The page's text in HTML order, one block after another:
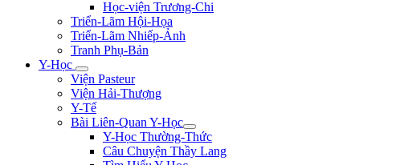
Học-viện Trương-Chi
Triển-Lãm Hội-Họa
Triển-Lãm Nhiếp-Ảnh
Tranh Phụ-Bản
Y-Học
Viện Pasteur
Viện Hải-Thượng
Y-Tế
Bài Liên-Quan Y-Học
Y-Học Thường-Thức
Câu Chuyện Thầy Lang